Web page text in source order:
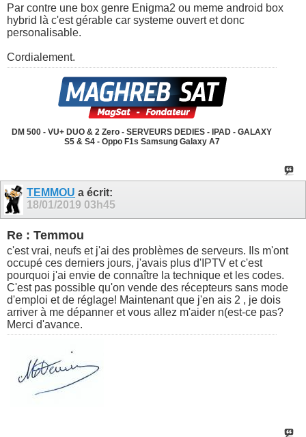
Par contre une box genre Enigma2 ou meme android box
hybrid là c'est gérable car systeme ouvert et donc
personalisable.
Cordialement.
DM 500 - VU+ DUO & 2 Zero - SERVEURS DEDIES - IPAD - GALAXY
S5 & S4 - Oppo F1s Samsung Galaxy A7
TEMMOU a écrit:
18/01/2019 03h45
Re : Temmou
c'est vrai, neufs et j'ai des problèmes de serveurs. Ils m'ont
occupé ces derniers jours, j'avais plus d'IPTV et c'est
pourquoi j'ai envie de connaître la technique et les codes.
C'est pas possible qu'on vende des récepteurs sans mode
d'emploi et de réglage! Maintenant que j'en ais 2 , je dois
arriver à me dépanner et vous allez m'aider n(est-ce pas?
Merci d'avance.